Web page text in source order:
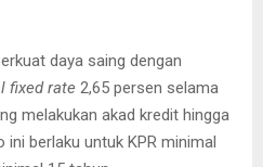
daya saing dengan
fixed rate 2,65 persen selama
melakukan akad kredit hingga
berlaku untuk KPR minimal